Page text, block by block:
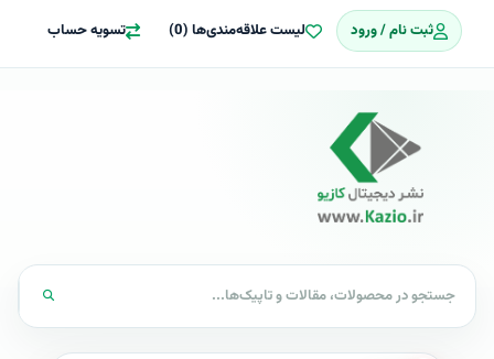
ثبت نام / ورود لیست علاقه‌مندی‌ها (0) تسویه حساب